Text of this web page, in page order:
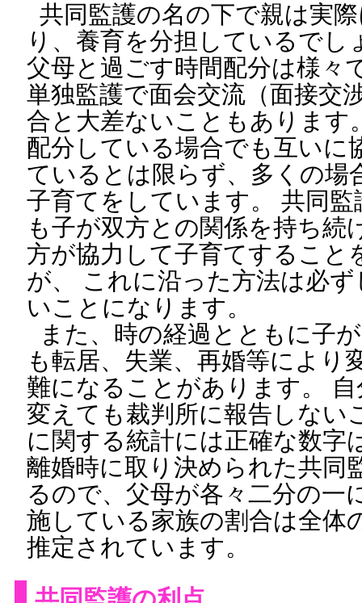
共同監護の名の下で親は実
り、養育を分担しているでし
父母と過ごす時間配分は様々
単独監護で面会交流（面接交
合と大差ないこともあります
配分している場合でも互いに
ているとは限らず、多くの場
子育てをしています。 共同
も子が双方との関係を持ち続
方が協力して子育てすること
が、 これに沿った方法は必
いことになります。
また、時の経過とともに子
も転居、失業、再婚等により
難になることがあります。
変えても裁判所に報告しない
に関する統計には正確な数字
離婚時に取り決められた共同
るので、父母が各々二分の一
施している家族の割合は全体
推定されています。